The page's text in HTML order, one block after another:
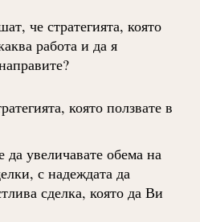
че стратегията, която
работа и да я
която ползвате в
увеличавате обема на
с надеждата да
сделка, която да Ви